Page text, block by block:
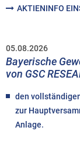
AKTIENINFO
05.08.2026
Bayerische
von GSC
den
zur
Anlage.